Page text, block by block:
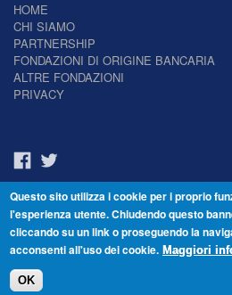
HOME
CHI SIAMO
PARTNERSHIP
FONDAZIONI DI ORIGINE BANCARIA
ALTRE FONDAZIONI
PRIVACY
Il Giornale delle
Reg. Tribunale n.7
© Fondazione Venezia 2000 - Dorsoduro
Questo sito utilizza i cookie per i proprio
l'esperienza utente. Chiudendo questo
cliccando su un link o proseguendo la
acconsenti all'uso dei cookie. Maggiori
OK